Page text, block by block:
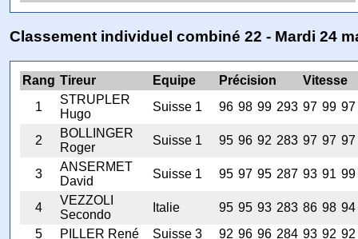
Classement individuel combiné 22 - Mardi 24
Rang Tireur Equipe Précision
Vitesse
1
STRUPLER
Hugo
Suisse 1 96 98 99 293 97 99 97
2
BOLLINGER
Roger
Suisse 1 95 96 92 283 97 97 97
3
ANSERMET
David
Suisse 1 95 97 95 287 93 91 99
4
VEZZOLI
Secondo
Italie 95 95 93 283 86 98 94
5
PILLER René Suisse 3 92 96 96 284 93 92 92